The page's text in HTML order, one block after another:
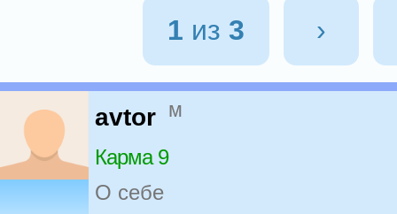
1 из 3 ›
avtor м
Карма 9
О себе